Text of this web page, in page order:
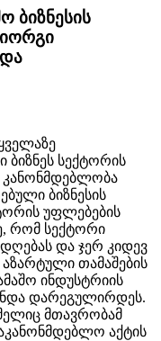
ბიზნესის
ბიზნეს სექტორის
კანონმდებლობა
ბიზნესის
უფლებების
რომ სექტორი
და ჯერ კიდევ
თამაშების
ინდუსტრიის
დარეგულირდეს.
მთავრობამ
აქტის